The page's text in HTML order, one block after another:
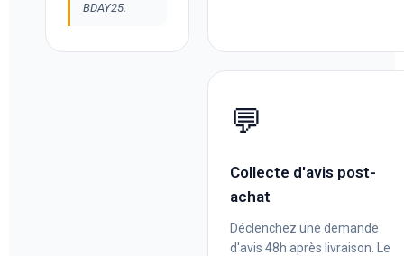
BDAY25.
💬
Collecte d'avis post-
achat
Déclenchez une demande
d'avis 48h après livraison. Le